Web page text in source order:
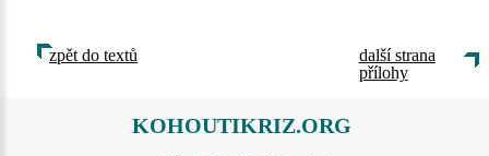
zpět do textů
další strana
přílohy
KOHOUTIKRIZ.ORG